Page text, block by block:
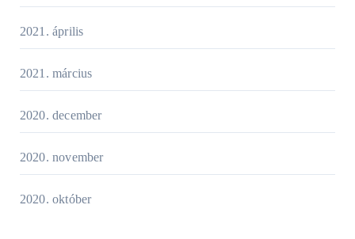
2021. április
2021. március
2020. december
2020. november
2020. október